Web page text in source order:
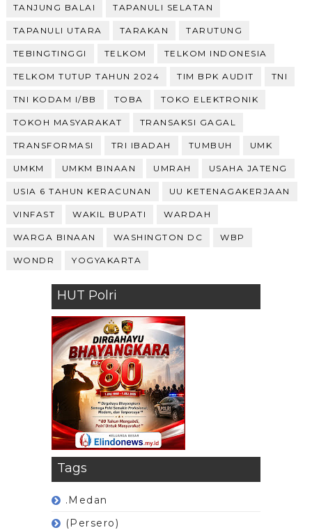
TANJUNG BALAI TAPANULI SELATAN
TAPANULI UTARA TARAKAN TARUTUNG
TEBINGTINGGI TELKOM TELKOM INDONESIA
TELKOM TUTUP TAHUN 2024 TIM BPK AUDIT TNI
TNI KODAM I/BB TOBA TOKO ELEKTRONIK
TOKOH MASYARAKAT TRANSAKSI GAGAL
TRANSFORMASI TRI IBADAH TUMBUH UMK
UMKM UMKM BINAAN UMRAH USAHA JATENG
USIA 6 TAHUN KERACUNAN UU KETENAGAKERJAAN
VINFAST WAKIL BUPATI WARDAH
WARGA BINAAN WASHINGTON DC WBP
WONDR YOGYAKARTA
HUT Polri
Tags
.Medan
(Persero)